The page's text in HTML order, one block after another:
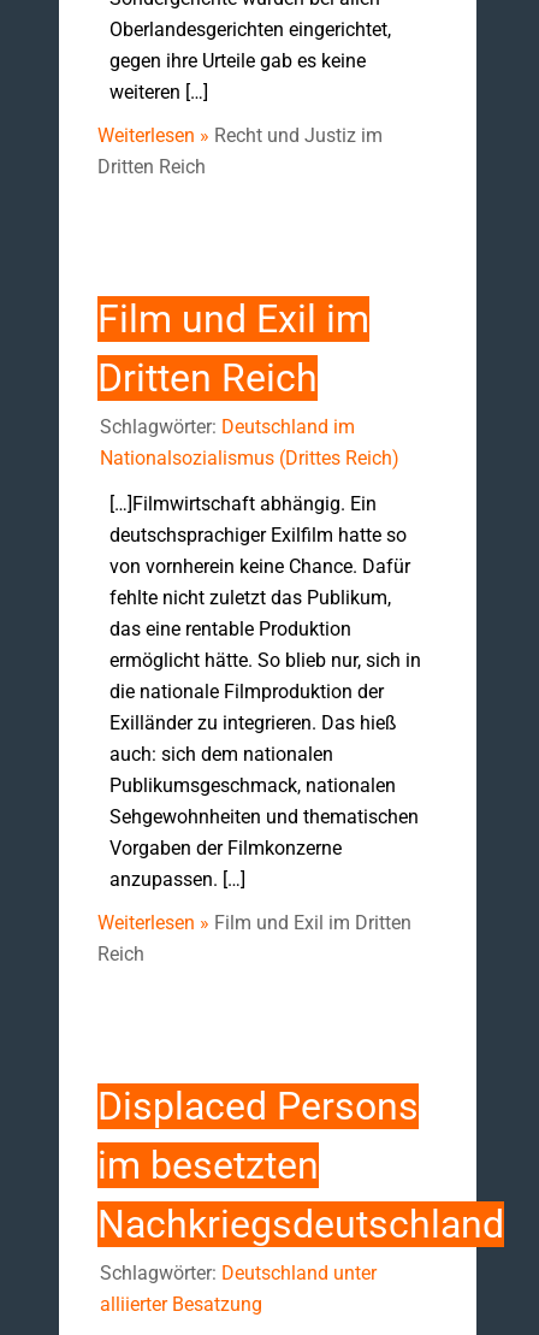
Oberlandesgerichten eingerichtet,
gegen ihre Urteile gab es keine
weiteren […]
Weiterlesen » Recht und Justiz im
Dritten Reich
Film und Exil im
Dritten Reich
Schlagwörter: Deutschland im
Nationalsozialismus (Drittes Reich)
[…]Filmwirtschaft abhängig. Ein
deutschsprachiger Exilfilm hatte so
von vornherein keine Chance. Dafür
fehlte nicht zuletzt das Publikum,
das eine rentable Produktion
ermöglicht hätte. So blieb nur, sich in
die nationale Filmproduktion der
Exilländer zu integrieren. Das hieß
auch: sich dem nationalen
Publikumsgeschmack, nationalen
Sehgewohnheiten und thematischen
Vorgaben der Filmkonzerne
anzupassen. […]
Weiterlesen » Film und Exil im Dritten
Reich
Displaced Persons
im besetzten
Nachkriegsdeutschland
Schlagwörter: Deutschland unter
alliierter Besatzung